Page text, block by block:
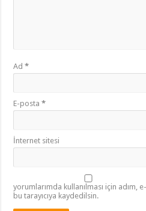
Ad*
E-posta*
İnternet sitesi
yorumlarımda kullanılması için adım,
bu tarayıcıya kaydedilsin.